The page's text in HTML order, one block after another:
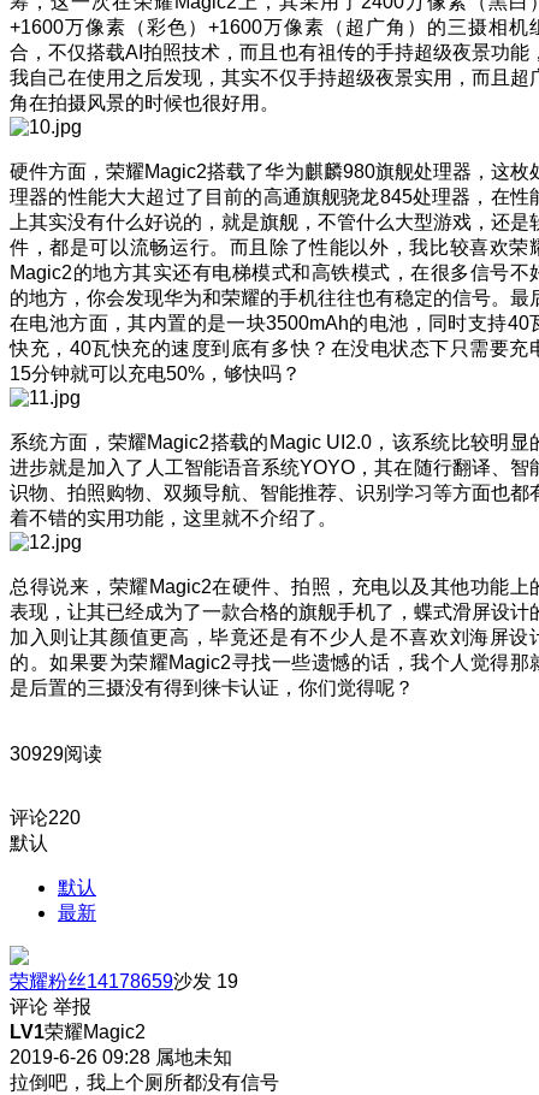
+1600万像素（彩色）+1600万像素（超广角）的三摄相机
合，不仅搭载AI拍照技术，而且也有祖传的手持超级夜景功能
我自己在使用之后发现，其实不仅手持超级夜景实用，而且超
角在拍摄风景的时候也很好用。
硬件方面，荣耀Magic2搭载了华为麒麟980旗舰处理器，这枚
理器的性能大大超过了目前的高通旗舰骁龙845处理器，在性
上其实没有什么好说的，就是旗舰，不管什么大型游戏，还是
件，都是可以流畅运行。而且除了性能以外，我比较喜欢荣
Magic2的地方其实还有电梯模式和高铁模式，在很多信号不
的地方，你会发现华为和荣耀的手机往往也有稳定的信号。最
在电池方面，其内置的是一块3500mAh的电池，同时支持40
快充，40瓦快充的速度到底有多快？在没电状态下只需要充
15分钟就可以充电50%，够快吗？
系统方面，荣耀Magic2搭载的Magic UI2.0，该系统比较明显
进步就是加入了人工智能语音系统YOYO，其在随行翻译、智
识物、拍照购物、双频导航、智能推荐、识别学习等方面也都
着不错的实用功能，这里就不介绍了。
总得说来，荣耀Magic2在硬件、拍照，充电以及其他功能上
表现，让其已经成为了一款合格的旗舰手机了，蝶式滑屏设计
加入则让其颜值更高，毕竟还是有不少人是不喜欢刘海屏设
的。如果要为荣耀Magic2寻找一些遗憾的话，我个人觉得那
是后置的三摄没有得到徕卡认证，你们觉得呢？
30929阅读
评论220
默认
默认
最新
荣耀粉丝14178659沙发 19
评论 举报
LV1荣耀Magic2
2019-6-26 09:28 属地未知
拉倒吧，我上个厕所都没有信号